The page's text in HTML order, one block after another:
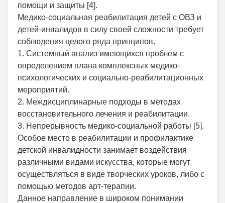
помощи и защиты [4].
Медико-социальная реабилитация детей с ОВЗ и
детей-инвалидов в силу своей сложности требует
соблюдения целого ряда принципов.
1. Системный анализ имеющихся проблем с
определением плана комплексных медико-
психологических и социально-реабилитационных
мероприятий.
2. Междисциплинарные подходы в методах
восстановительного лечения и реабилитации.
3. Непрерывность медико-социальной работы [5].
Особое место в реабилитации и профилактике
детской инвалидности занимает воздействия
различными видами искусства, которые могут
осуществляться в виде творческих уроков, либо с
помощью методов арт-терапии.
Данное направление в широком понимании